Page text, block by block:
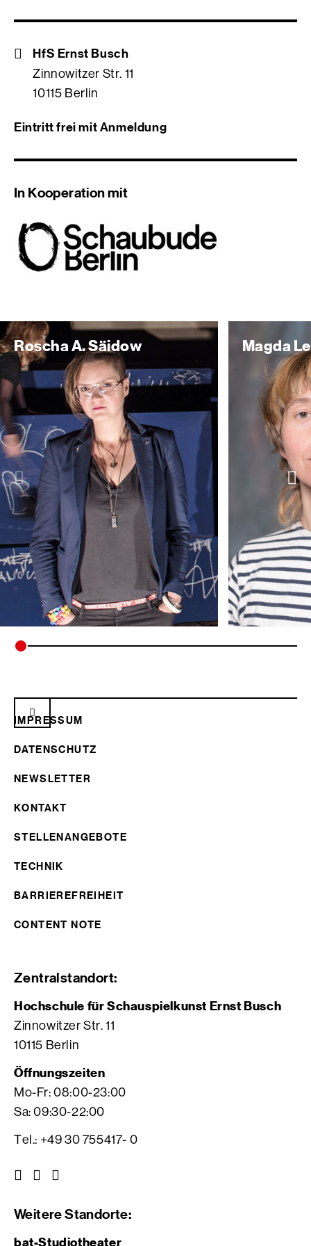
HfS Ernst Busch
Zinnowitzer Str. 11
10115 Berlin
Eintritt frei mit Anmeldung
In Kooperation mit
Slider
nach
links
schieben
Roscha A. Säidow Magda
IMPRESSUM
DATENSCHUTZ
NEWSLETTER
KONTAKT
STELLENANGEBOTE
TECHNIK
BARRIEREFREIHEIT
CONTENT NOTE
Zentralstandort:
Hochschule für Schauspielkunst Ernst Busch
Zinnowitzer Str. 11
10115 Berlin
Öffnungszeiten
Mo-Fr: 08:00-23:00
Sa: 09:30-22:00
Tel.: +49 30 755417- 0
r
I
n
V
i
F
a
Weitere Standorte:
bat-Studiotheater